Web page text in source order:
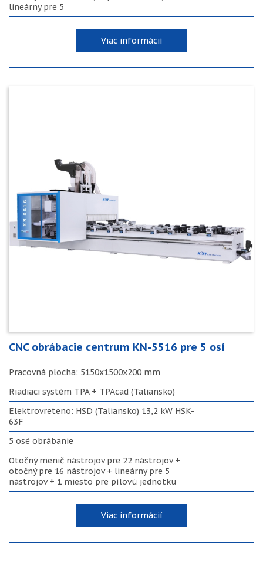
lineárny pre 5
Viac informácií
CNC obrábacie centrum KN-5516 pre 5 osí
Pracovná plocha: 5150x1500x200 mm
Riadiaci systém TPA + TPAcad (Taliansko)
Elektrovreteno: HSD (Taliansko) 13,2 kW HSK-
63F
5 osé obrábanie
Otočný menič nástrojov pre 22 nástrojov +
otočný pre 16 nástrojov + lineárny pre 5
nástrojov + 1 miesto pre pílovú jednotku
Viac informácií